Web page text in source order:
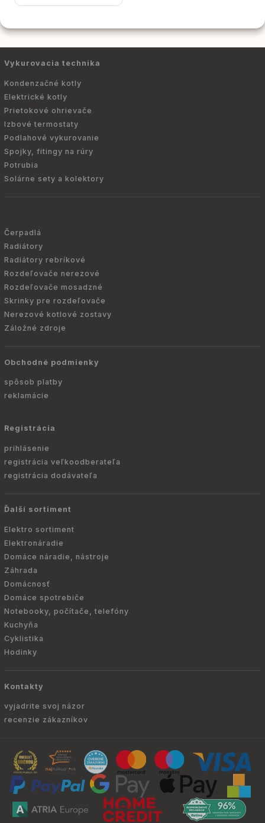
Vykurovacia technika
Kondenzačné kotly
Elektrické kotly
Prietokové ohrievače
Izbové termostaty
Podlahové vykurovanie
Spojky, fitingy na rúry
Potrubia
Solárne sety a kolektory
Čerpadlá
Radiátory
Radiátory rebríkové
Rozdeľovače nerezové
Rozdeľovače mosadzné
Skrinky pre rozdeľovače
Nerezové kotlové zostavy
Záložné zdroje
Obchodné podmienky
spôsob platby
reklamácie
Registrácia
prihlásenie
registrácia veľkoodberateľa
registrácia dodávateľa
Ďalší sortiment
Elektro sortiment
Elektronáradie
Domáce náradie, nástroje
Záhrada
Domácnosť
Domáce spotrebiče
Notebooky, počítače, telefóny
Kuchyňa
Cyklistika
Hodinky
Kontakty
vyjadrite svoj názor
recenzie zákazníkov